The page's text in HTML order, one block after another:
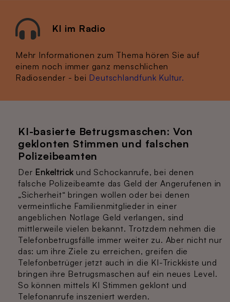
KI im Radio
Mehr Informationen zum Thema hören Sie auf
einem noch immer ganz menschlichen
Radiosender - bei Deutschlandfunk Kultur.
KI-basierte Betrugsmaschen: Von
geklonten Stimmen und falschen
Polizeibeamten
Der Enkeltrick und Schockanrufe, bei denen
falsche Polizeibeamte das Geld der Angerufenen in
„Sicherheit“ bringen wollen oder bei denen
vermeintliche Familienmitglieder in einer
angeblichen Notlage Geld verlangen, sind
mittlerweile vielen bekannt. Trotzdem nehmen die
Telefonbetrugsfälle immer weiter zu. Aber nicht nur
das: um ihre Ziele zu erreichen, greifen die
Telefonbetrüger jetzt auch in die KI-Trickkiste und
bringen ihre Betrugsmaschen auf ein neues Level.
So können mittels KI Stimmen geklont und
Telefonanrufe inszeniert werden.